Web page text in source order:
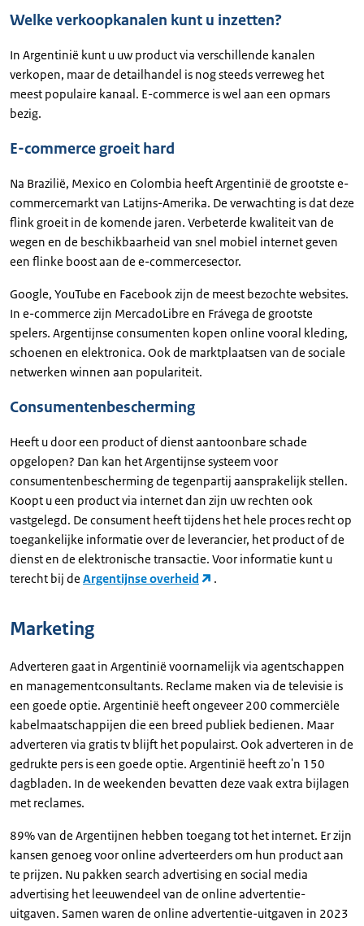
Welke verkoopkanalen kunt u inzetten?
In Argentinië kunt u uw product via verschillende kanalen
verkopen, maar de detailhandel is nog steeds verreweg het
meest populaire kanaal. E-commerce is wel aan een opmars
bezig.
E-commerce groeit hard
Na Brazilië, Mexico en Colombia heeft Argentinië de grootste e-
commercemarkt van Latijns-Amerika. De verwachting is dat deze
flink groeit in de komende jaren. Verbeterde kwaliteit van de
wegen en de beschikbaarheid van snel mobiel internet geven
een flinke boost aan de e-commercesector.
Google, YouTube en Facebook zijn de meest bezochte websites.
In e-commerce zijn MercadoLibre en Frávega de grootste
spelers. Argentijnse consumenten kopen online vooral kleding,
schoenen en elektronica. Ook de marktplaatsen van de sociale
netwerken winnen aan populariteit.
Consumentenbescherming
Heeft u door een product of dienst aantoonbare schade
opgelopen? Dan kan het Argentijnse systeem voor
consumentenbescherming de tegenpartij aansprakelijk stellen.
Koopt u een product via internet dan zijn uw rechten ook
vastgelegd. De consument heeft tijdens het hele proces recht op
toegankelijke informatie over de leverancier, het product of de
dienst en de elektronische transactie. Voor informatie kunt u
terecht bij de Argentijnse overheid .
Marketing
Adverteren gaat in Argentinië voornamelijk via agentschappen
en managementconsultants. Reclame maken via de televisie is
een goede optie. Argentinië heeft ongeveer 200 commerciële
kabelmaatschappijen die een breed publiek bedienen. Maar
adverteren via gratis tv blijft het populairst. Ook adverteren in de
gedrukte pers is een goede optie. Argentinië heeft zo'n 150
dagbladen. In de weekenden bevatten deze vaak extra bijlagen
met reclames.
89% van de Argentijnen hebben toegang tot het internet. Er zijn
kansen genoeg voor online adverteerders om hun product aan
te prijzen. Nu pakken search advertising en social media
advertising het leeuwendeel van de online advertentie-
uitgaven. Samen waren de online advertentie-uitgaven in 2023